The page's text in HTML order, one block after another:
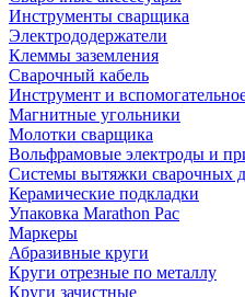
Инструменты сварщика
Электрододержатели
Клеммы заземления
Сварочный кабель
Инструмент и
Магнитные угольники
Молотки сварщика
Вольфрамовые электроды и
Системы вытяжки сварочных
Керамические подкладки
Упаковка Marathon Pac
Маркеры
Абразивные круги
Круги отрезные по металлу
Круги зачистные